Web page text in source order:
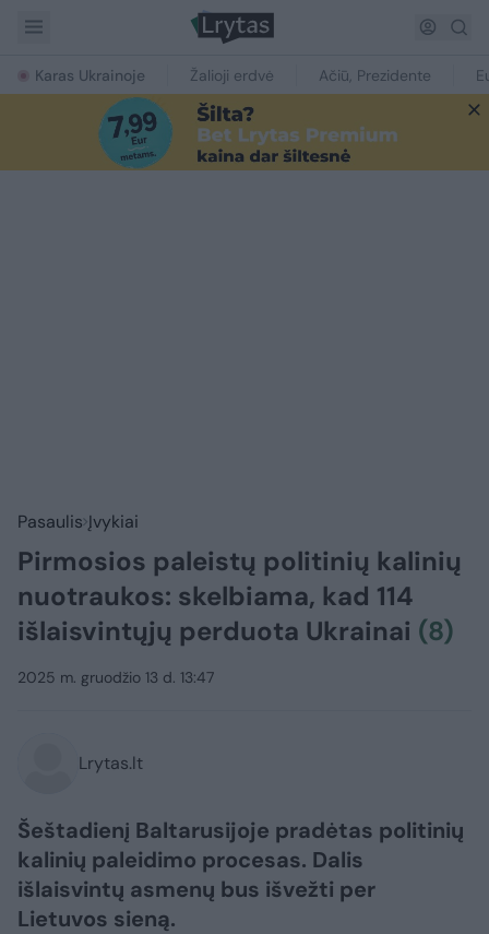
Karas Ukrainoje Žalioji erdvė Ačiū, Prezidente
Pasaulis Įvykiai
Pirmosios paleistų politinių kalinių
nuotraukos: skelbiama, kad 114
išlaisvintųjų perduota Ukrainai (8)
2025 m. gruodžio 13 d. 13:47
Lrytas.lt
Šeštadienį Baltarusijoje pradėtas politinių
kalinių paleidimo procesas. Dalis
išlaisvintų asmenų bus išvežti per
Lietuvos sieną.